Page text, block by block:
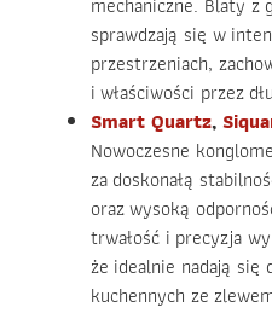
sprawdzają się w
przestrzeniach,
i właściwości przez
Smart Quartz,
Nowoczesne
za doskonałą
oraz wysoką
trwałość i precyzja
że idealnie nadają się
kuchennych ze